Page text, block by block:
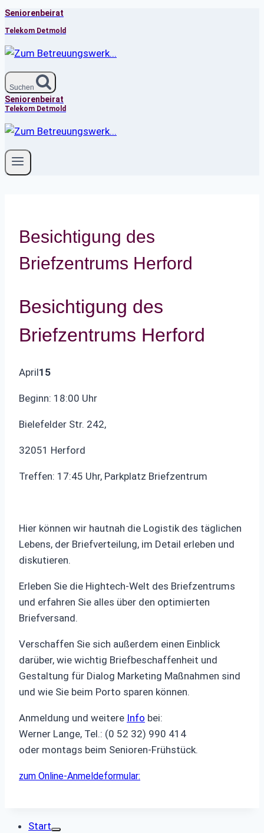
Zum
Inhalt
springen
Seniorenbeirat
Telekom Detmold
Suchen
Seniorenbeirat
Telekom Detmold
Besichtigung des
Briefzentrums Herford
Besichtigung des
Briefzentrums Herford
April15
Beginn: 18:00 Uhr
Bielefelder Str. 242,
32051 Herford
Treffen: 17:45 Uhr, Parkplatz Briefzentrum
Hier können wir hautnah die Logistik des täglichen
Lebens, der Briefverteilung, im Detail erleben und
diskutieren.
Erleben Sie die Hightech-Welt des Briefzentrums
und erfahren Sie alles über den optimierten
Briefversand.
Verschaffen Sie sich außerdem einen Einblick
darüber, wie wichtig Briefbeschaffenheit und
Gestaltung für Dialog Marketing Maßnahmen sind
und wie Sie beim Porto sparen können.
Anmeldung und weitere Info bei:
Werner Lange, Tel.: (0 52 32) 990 414
oder montags beim Senioren-Frühstück.
zum Online-Anmeldeformular:
Start